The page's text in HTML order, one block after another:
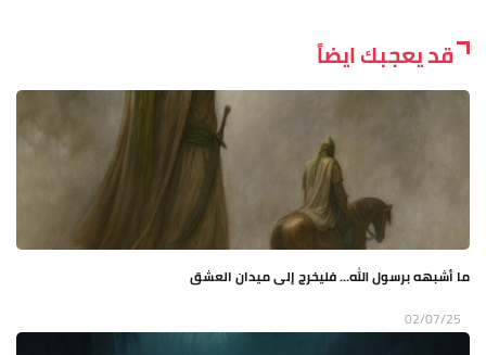
قد يعجبك ايضاً
ما أشبهه برسول الله... فليخرج إلى ميدان العشق
02/07/25